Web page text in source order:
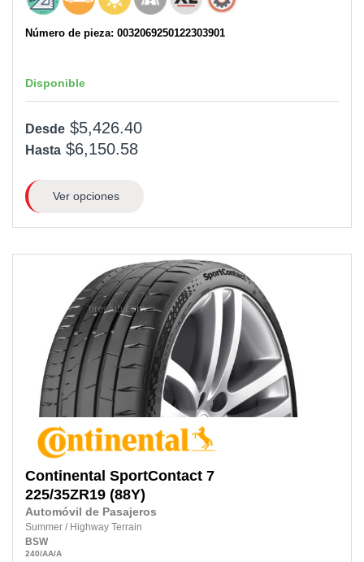
Número de pieza: 0032069250122303901
Disponible
Desde $5,426.40
Hasta $6,150.58
Ver opciones
Continental SportContact 7
225/35ZR19 (88Y)
Automóvil de Pasajeros
Summer / Highway Terrain
BSW
240/AA/A